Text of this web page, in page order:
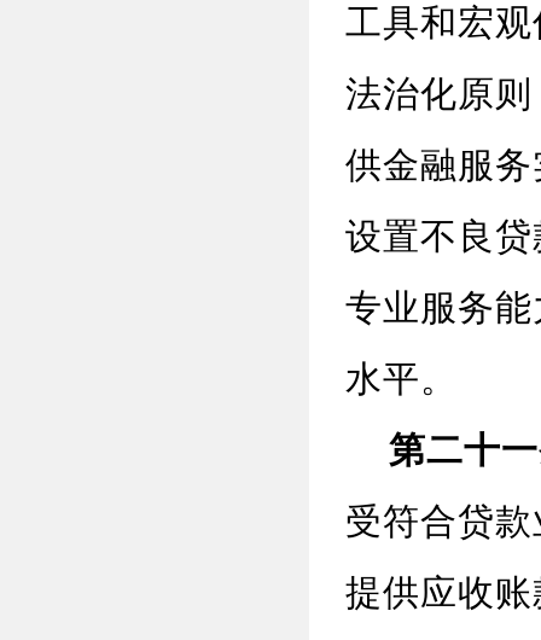
工具和宏
法治化原
供金融服
设置不良
专业服务
水平。
第二十
受符合贷
提供应收